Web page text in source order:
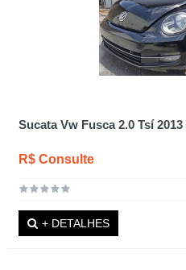
Sucata Vw Fusca 2.0 Tsí
R$ Consulte
+ DETALHES